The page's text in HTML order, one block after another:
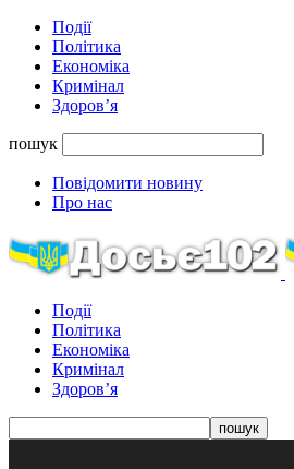
Події
Політика
Економіка
Кримінал
Здоров’я
пошук
Повідомити новину
Про нас
Події
Політика
Економіка
Кримінал
Здоров’я